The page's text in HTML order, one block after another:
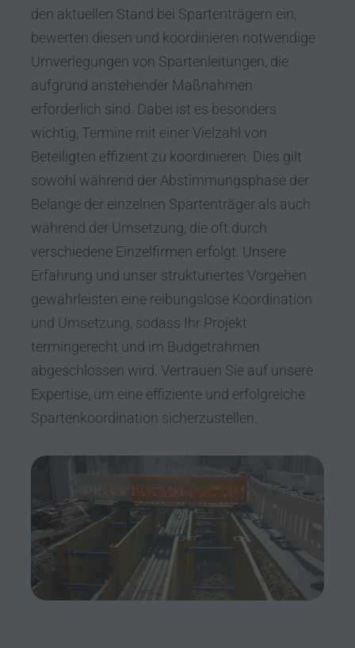
den aktuellen Stand bei Spartenträgern ein,
bewerten diesen und koordinieren notwendige
Umverlegungen von Spartenleitungen, die
aufgrund anstehender Maßnahmen
erforderlich sind. Dabei ist es besonders
wichtig, Termine mit einer Vielzahl von
Beteiligten effizient zu koordinieren. Dies gilt
sowohl während der Abstimmungsphase der
Belange der einzelnen Spartenträger als auch
während der Umsetzung, die oft durch
verschiedene Einzelfirmen erfolgt. Unsere
Erfahrung und unser strukturiertes Vorgehen
gewährleisten eine reibungslose Koordination
und Umsetzung, sodass Ihr Projekt
termingerecht und im Budgetrahmen
abgeschlossen wird. Vertrauen Sie auf unsere
Expertise, um eine effiziente und erfolgreiche
Spartenkoordination sicherzustellen.